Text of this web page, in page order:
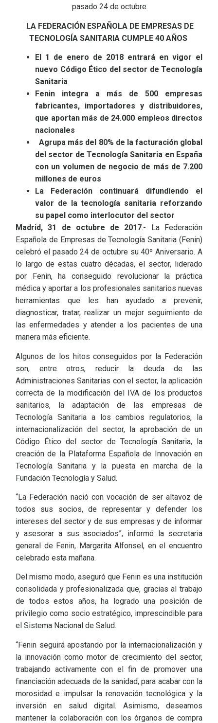
pasado 24 de octubre
LA FEDERACIÓN ESPAÑOLA DE EMPRESAS DE
TECNOLOGÍA SANITARIA CUMPLE 40 AÑOS
El 1 de enero de 2018 entrará en vigor el
nuevo Código Ético del sector de Tecnología
Sanitaria
Fenin integra a más de 500 empresas
fabricantes, importadores y distribuidores,
que aportan más de 24.000 empleos directos
nacionales
Agrupa más del 80% de la facturación global
del sector de Tecnología Sanitaria en España
con un volumen de negocio de más de 7.200
millones de euros
La Federación continuará difundiendo el
valor de la tecnología sanitaria reforzando
su papel como interlocutor del sector
Madrid, 31 de octubre de 2017.- La Federación
Española de Empresas de Tecnología Sanitaria (Fenin)
celebró el pasado 24 de octubre su 40º Aniversario. A
lo largo de estas cuatro décadas, el sector, liderado
por Fenin, ha conseguido revolucionar la práctica
médica y aportar a los profesionales sanitarios nuevas
herramientas que les han ayudado a prevenir,
diagnosticar, tratar, realizar un mejor seguimiento de
las enfermedades y atender a los pacientes de una
manera más eficiente.
Algunos de los hitos conseguidos por la Federación
son, entre otros, reducir la deuda de las
Administraciones Sanitarias con el sector, la aplicación
correcta de la modificación del IVA de los productos
sanitarios, la adaptación de las empresas de
Tecnología Sanitaria a los cambios regulatorios, la
internacionalización del sector, la aprobación de un
Código Ético del sector de Tecnología Sanitaria, la
creación de la Plataforma Española de Innovación en
Tecnología Sanitaria y la puesta en marcha de la
Fundación Tecnología y Salud.
“La Federación nació con vocación de ser altavoz de
todos sus socios, de representar y defender los
intereses del sector y de sus empresas y de informar
y asesorar a sus asociados”, informó la secretaria
general de Fenin, Margarita Alfonsel, en el encuentro
celebrado esta mañana.
Del mismo modo, aseguró que Fenin es una institución
consolidada y profesionalizada que, gracias al trabajo
de todos estos años, ha logrado una posición de
privilegio como socio estratégico, imprescindible para
el Sistema Nacional de Salud.
“Fenin seguirá apostando por la internacionalización y
la innovación como motor de crecimiento del sector,
trabajando activamente con el fin de promover una
financiación adecuada de la sanidad, para acabar con la
morosidad e impulsar la renovación tecnológica y la
inversión en salud digital. Asimismo, deseamos
mantener la colaboración con los órganos de compra